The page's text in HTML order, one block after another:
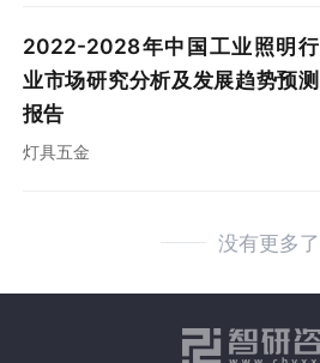
2022-2028年中国工业照明行
业市场研究分析及发展趋势预测
报告
灯具五金
没有更多了